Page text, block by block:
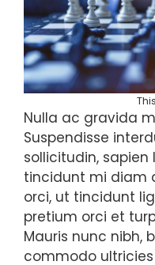
Nulla ac gravida
Suspendisse
sollicitudin,
tincidunt mi diam
orci, ut tincidunt
pretium orci et
Mauris nunc nibh,
commodo ultricies